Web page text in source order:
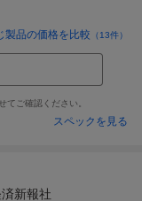
製品の価格を比較 （13件）
てご確認ください。
スペックを見る
新報社